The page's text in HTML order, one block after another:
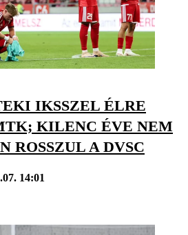
IKSSZEL ÉLRE
KILENC ÉVE NEM
ROSSZUL A DVSC
14:01